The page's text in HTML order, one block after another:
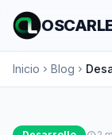
Inicio chevron_right Blog chevron_right